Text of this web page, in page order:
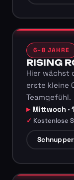
6–8 JAHRE
RISING
Hier wächst
erste kleine
Teamgefühl.
Mittwoch ·
Kostenlose